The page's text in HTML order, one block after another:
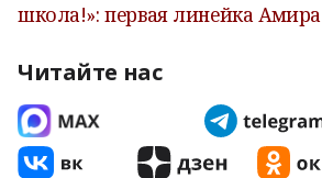
школа!»: первая линейка Амира
Читайте нас